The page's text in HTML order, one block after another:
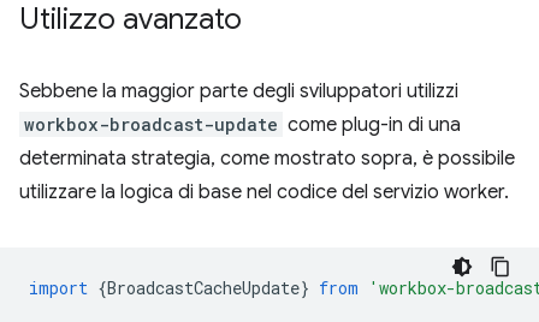
Utilizzo avanzato
Sebbene la maggior parte degli sviluppatori utilizzi
workbox-broadcast-update come plug-in di una
determinata strategia, come mostrato sopra, è possibile
utilizzare la logica di base nel codice del servizio worker.
import {BroadcastCacheUpdate} from 'workbox-